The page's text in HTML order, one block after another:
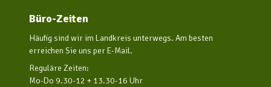
Büro-Zeiten
Häufig sind wir im Landkreis unterwegs. Am besten
erreichen Sie uns per E-Mail.
Reguläre Zeiten:
Mo-Do 9.30-12 + 13.30-16 Uhr